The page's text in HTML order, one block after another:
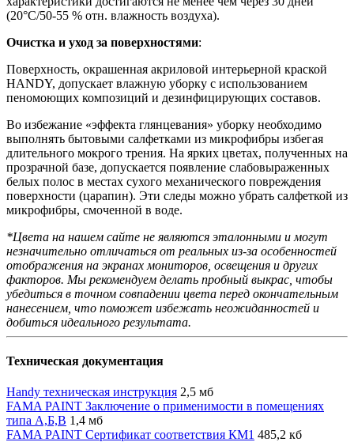
(20°C/50-55 % отн. влажность воздуха).
Очистка и уход за поверхностями:
Поверхность, окрашенная акриловой интерьерной краской
HANDY, допускает влажную уборку с использованием
пеномоющих композиций и дезинфицирующих составов.
Во избежание «эффекта глянцевания» уборку необходимо
выполнять бытовыми салфетками из микрофибры избегая
длительного мокрого трения. На ярких цветах, полученных на
прозрачной базе, допускается появление слабовыраженных
белых полос в местах сухого механического повреждения
поверхности (царапин). Эти следы можно убрать салфеткой из
микрофибры, смоченной в воде.
*Цвета на нашем сайте не являются эталонными и могут
незначительно отличаться от реальных из-за особенностей
отображения на экранах мониторов, освещения и других
факторов. Мы рекомендуем делать пробный выкрас, чтобы
убедиться в точном совпадении цвета перед окончательным
нанесением, что поможет избежать неожиданностей и
добиться идеального результата.
Техническая документация
Handy техническая инструкция 2,5 мб
FAMA PAINT Заключение о применимости в помещениях
типа А,Б,В 1,4 мб
FAMA PAINT Сертификат соответствия КМ1 485,2 кб